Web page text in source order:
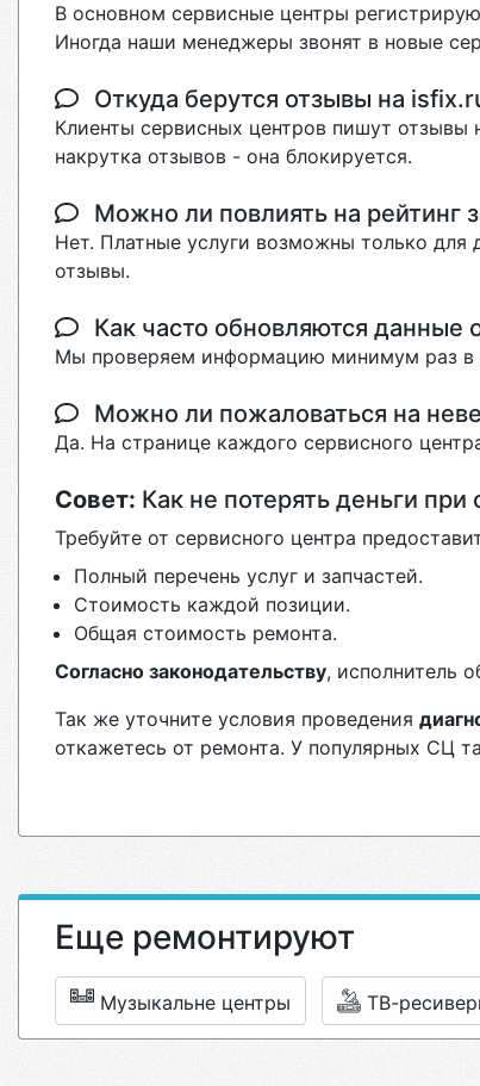
В основном сервисные центры
Иногда наши менеджеры звонят в новые
Откуда берутся отзывы на
Клиенты сервисных центров пишут отзывы
накрутка отзывов - она блокируется.
Можно ли повлиять на рейтинг
Нет. Платные услуги возможны только
отзывы.
Как часто обновляются данные
Мы проверяем информацию минимум раз
Можно ли пожаловаться на
Да. На странице каждого сервисного
Совет: Как не потерять деньги
Требуйте от сервисного центра
Полный перечень услуг и запчастей.
Стоимость каждой позиции.
Общая стоимость ремонта.
Согласно законодательству, исполнитель
Так же уточните условия проведения
откажетесь от ремонта. У популярных СЦ
Еще ремонтируют
Музыкальне центры ТВ-